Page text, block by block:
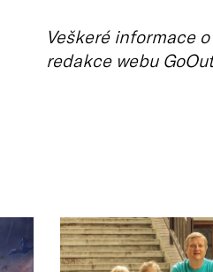
Veškeré informace
redakce webu